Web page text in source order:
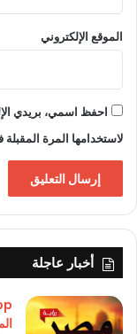
الموقع الإلكتروني
احفظ اسمي، بريدي
لاستخدامها المرة
أخبار عاجلة